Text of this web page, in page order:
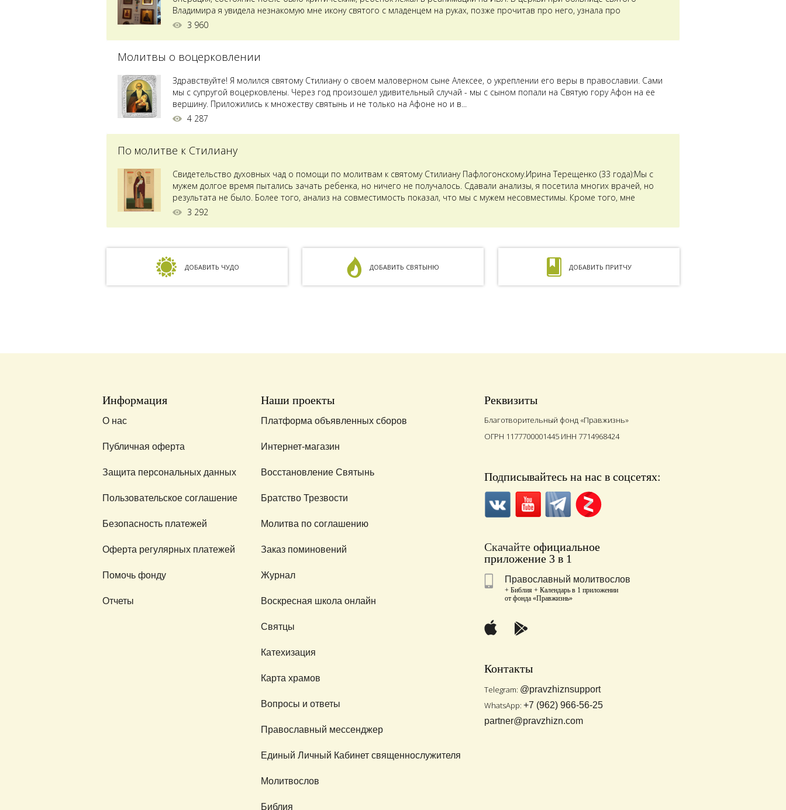
Владимира я увидела незнакомую мне икону святого с младенцем на руках, позже прочитав про него, узнала про
Преподобного...
3 960
Молитвы о воцерковлении
Здравствуйте! Я молился святому Стилиану о своем маловерном сыне Алексее, о укреплении его веры в православии. Сами
мы с супругой воцерковлены. Через год произошел удивительный случай - мы с сыном попали на Святую гору Афон на ее
вершину. Приложились к множеству святынь и не только на Афоне но и в...
4 287
По молитве к Стилиану
Свидетельство духовных чад о помощи по молитвам к святому Стилиану Пафлогонскому.Ирина Терещенко (33 года):Мы с
мужем долгое время пытались зачать ребенка, но ничего не получалось. Сдавали анализы, я посетила многих врачей, но
результата не было. Более того, анализ на совместимость показал, что мы с мужем несовместимы. Кроме того, мне
ставили...
3 292
ДОБАВИТЬ ЧУДО ДОБАВИТЬ СВЯТЫНЮ ДОБАВИТЬ ПРИТЧУ
Информация
О нас
Публичная оферта
Защита персональных данных
Пользовательское соглашение
Безопасность платежей
Оферта регулярных платежей
Помочь фонду
Отчеты
Наши проекты
Платформа объявленных сборов
Интернет-магазин
Восстановление Святынь
Братство Трезвости
Молитва по соглашению
Заказ поминовений
Журнал
Воскресная школа онлайн
Святцы
Катехизация
Карта храмов
Вопросы и ответы
Православный мессенджер
Единый Личный Кабинет священнослужителя
Молитвослов
Библия
Реквизиты
Благотворительный фонд «Правжизнь»
ОГРН 1177700001445 ИНН 7714968424
Подписывайтесь на нас в соцсетях:
Скачайтеофициальное
приложение 3 в 1
Православный молитвослов
+ Библия + Календарь в 1 приложении
от фонда «Правжизнь»
Контакты
Telegram: @pravzhiznsupport
WhatsApp: +7 (962) 966-56-25
partner@pravzhizn.com